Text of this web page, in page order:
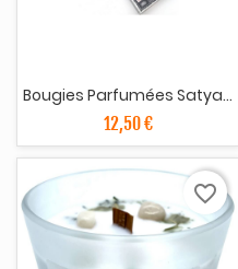
Bougies Parfumées Satya...
12,50 €
favorite_border